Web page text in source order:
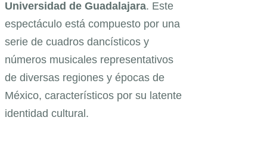
Universidad de Guadalajara. Este
espectáculo está compuesto por una
serie de cuadros dancísticos y
números musicales representativos
de diversas regiones y épocas de
México, característicos por su latente
identidad cultural.